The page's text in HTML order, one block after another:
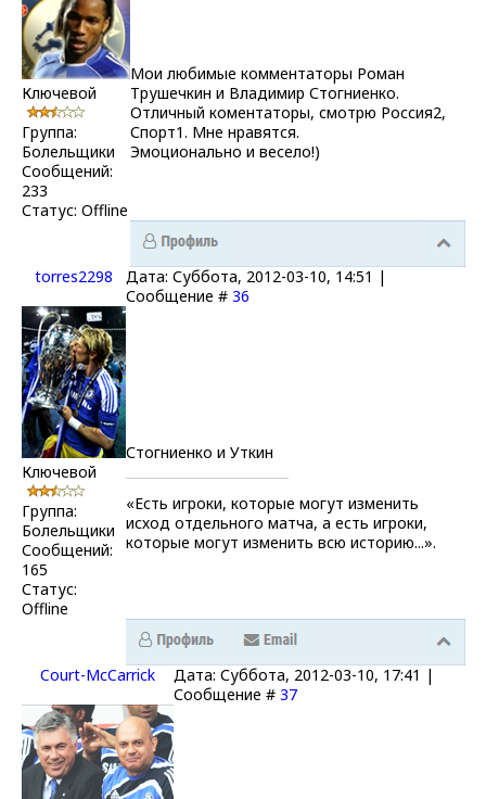
Ключевой
Группа:
Болельщики
Сообщений:
233
Статус: Offline
Мои любимые комментаторы Роман
Трушечкин и Владимир Стогниенко.
Отличный коментаторы, смотрю Россия2,
Спорт1. Мне нравятся.
Эмоционально и весело!)
torres2298
Дата: Суббота, 2012-03-10, 14:51 |
Сообщение # 36
Ключевой
Группа:
Болельщики
Сообщений:
165
Статус:
Offline
Стогниенко и Уткин
«Есть игроки, которые могут изменить
исход отдельного матча, а есть игроки,
которые могут изменить всю историю...».
Court-McCarrick
Дата: Суббота, 2012-03-10, 17:41 |
Сообщение # 37